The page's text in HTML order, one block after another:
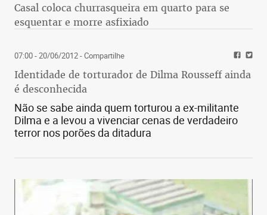
Casal coloca churrasqueira em quarto para se
esquentar e morre asfixiado
07:00 - 20/06/2012- Compartilhe
Identidade de torturador de Dilma Rousseff ainda
é desconhecida
Não se sabe ainda quem torturou a ex-militante
Dilma e a levou a vivenciar cenas de verdadeiro
terror nos porões da ditadura